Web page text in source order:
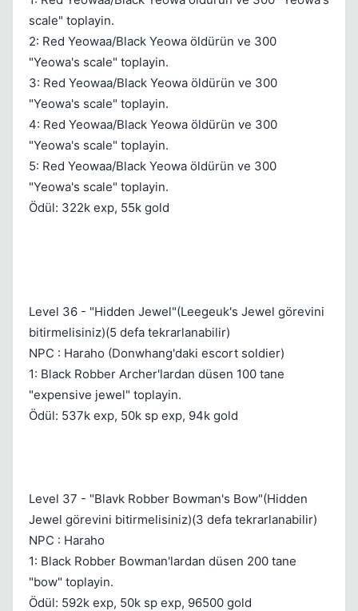
scale" toplayin.
2: Red Yeowaa/Black Yeowa öldürün ve 300
"Yeowa's scale" toplayin.
3: Red Yeowaa/Black Yeowa öldürün ve 300
"Yeowa's scale" toplayin.
4: Red Yeowaa/Black Yeowa öldürün ve 300
"Yeowa's scale" toplayin.
5: Red Yeowaa/Black Yeowa öldürün ve 300
"Yeowa's scale" toplayin.
Ödül: 322k exp, 55k gold
Level 36 - "Hidden Jewel"(Leegeuk's Jewel görevini
bitirmelisiniz)(5 defa tekrarlanabilir)
NPC : Haraho (Donwhang'daki escort soldier)
1: Black Robber Archer'lardan düsen 100 tane
"expensive jewel" toplayin.
Ödül: 537k exp, 50k sp exp, 94k gold
Level 37 - "Blavk Robber Bowman's Bow"(Hidden
Jewel görevini bitirmelisiniz)(3 defa tekrarlanabilir)
NPC : Haraho
1: Black Robber Bowman'lardan düsen 200 tane
"bow" toplayin.
Ödül: 592k exp, 50k sp exp, 96500 gold